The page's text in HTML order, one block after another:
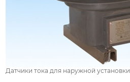
Датчики тока для наружной установки